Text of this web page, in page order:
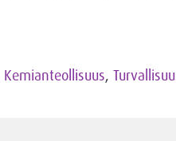
Kemianteollisuus,